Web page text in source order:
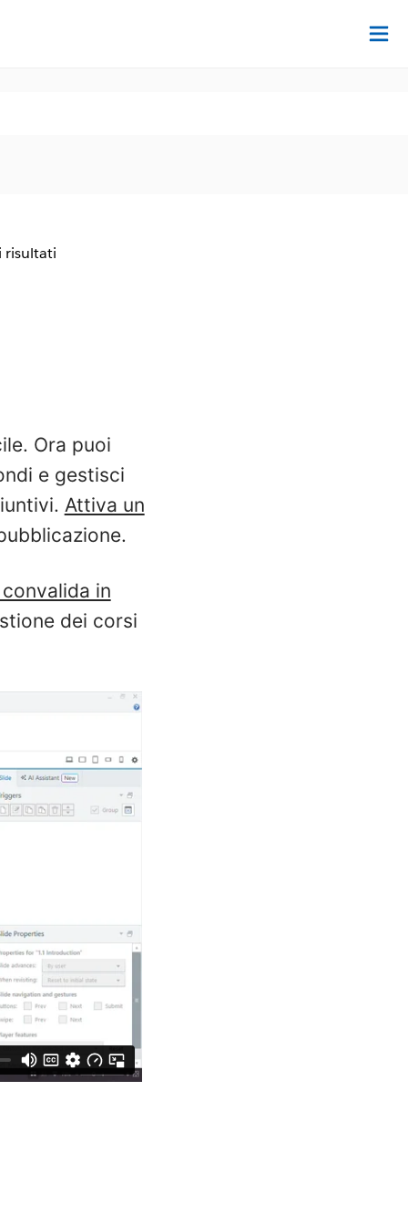
risultati
Ora puoi
e gestisci
Attiva un
in
dei corsi